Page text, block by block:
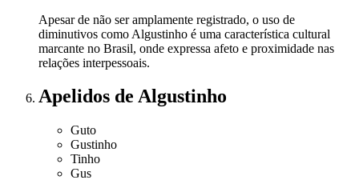
Apesar de não ser amplamente registrado, o uso de
diminutivos como Algustinho é uma característica cultural
marcante no Brasil, onde expressa afeto e proximidade nas
relações interpessoais.
Apelidos de Algustinho
Guto
Gustinho
Tinho
Gus